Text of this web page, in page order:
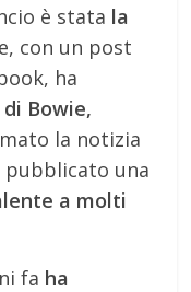
è stata la
con un post
ha
Bowie,
la notizia
una
a molti
fa ha